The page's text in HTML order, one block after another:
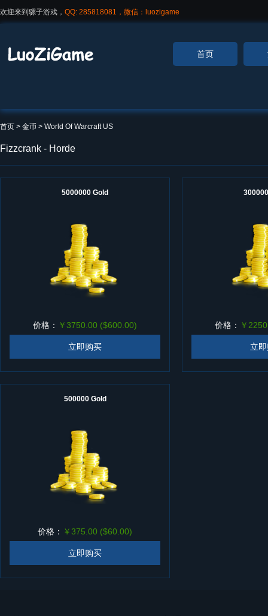
欢迎来到骡子游戏， QQ: 285818081，微信：luozigame
首页
首页 > 金币 > World Of Warcraft US
Fizzcrank - Horde
5000000 Gold
价格： ￥3750.00 ($600.00)
立即购买
价格： ￥
立
500000 Gold
价格： ￥375.00 ($60.00)
立即购买